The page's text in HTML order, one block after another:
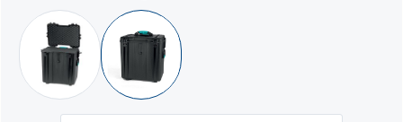
schwarz / mit Würfelschaumstoff
schwarz / leer